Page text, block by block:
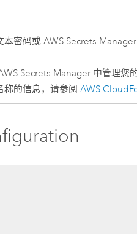
本密码或AWS Secrets Manager
Secrets Manager 中管理您
称的信息，请参阅AWS